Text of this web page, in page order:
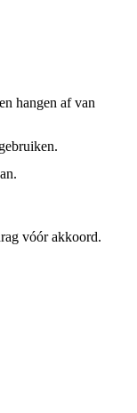
hangen af van
vóór akkoord.